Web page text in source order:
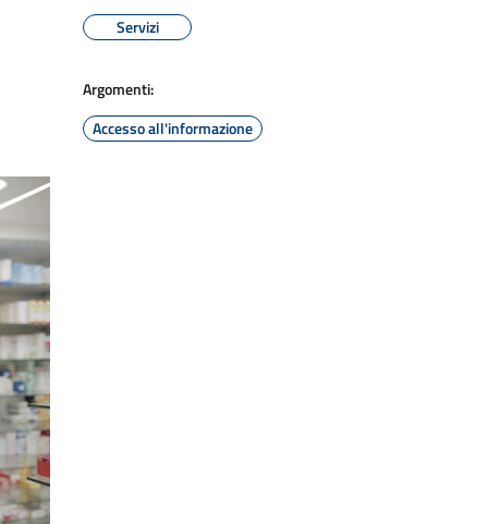
Servizi
Argomenti:
Accesso all'informazione